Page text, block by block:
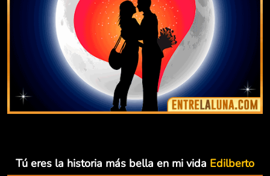
Tú eres la historia más bella en mi vida Edilberto